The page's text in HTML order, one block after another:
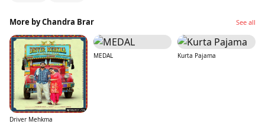
More by Chandra Brar See all
Driver Mehkma
MEDAL Kurta Pajama